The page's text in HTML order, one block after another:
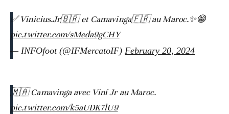
✅️ Vinicius.Jr🇧🇷 et Camavinga🇫🇷 au Maroc.✨️😁
pic.twitter.com/sMeda9gCHY
— INFOfoot (@IFMercatoIF) February 20, 2024
🇲🇦 Camavinga avec Viní Jr au Maroc.
pic.twitter.com/k5aUDK7lU9